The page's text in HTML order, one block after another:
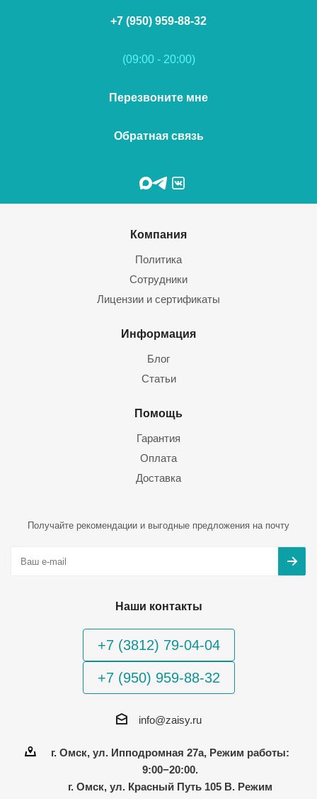
+7 (950) 959-88-32
(09:00 - 20:00)
Перезвоните мне
Обратная связь
Компания
Политика
Сотрудники
Лицензии и сертификаты
Информация
Блог
Статьи
Помощь
Гарантия
Оплата
Доставка
Получайте рекомендации и выгодные предложения на почту
Наши контакты
+7 (3812) 79-04-04
+7 (950) 959-88-32
info@zaisy.ru
г. Омск, ул. Ипподромная 27а, Режим работы:
9:00−20:00.
г. Омск, ул. Красный Путь 105 В. Режим